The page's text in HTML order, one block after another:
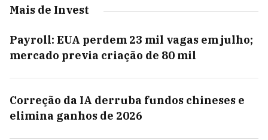
Mais de Invest
Payroll: EUA perdem 23 mil vagas em julho;
mercado previa criação de 80 mil
Correção da IA derruba fundos chineses e
elimina ganhos de 2026